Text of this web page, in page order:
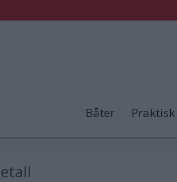
Båter Praktisk